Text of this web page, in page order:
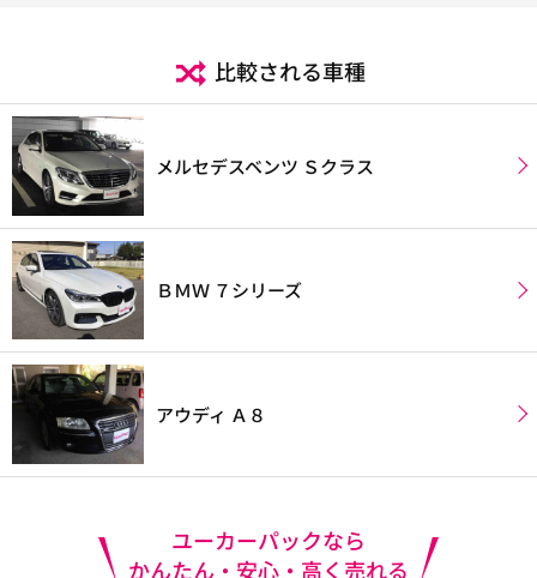
比較される車種
メルセデスベンツ Ｓクラス
ＢＭＷ ７シリーズ
アウディ Ａ８
ユーカーパックなら
かんたん・安心・高く売れる